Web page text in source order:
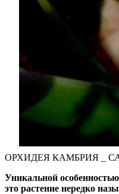
ОРХИДЕЯ КАМБРИЯ _
Уникальной
это растение нередко